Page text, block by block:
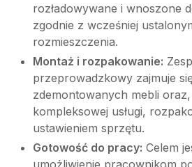
rozładowywane i wnoszone
zgodnie z wcześniej
rozmieszczenia.
Montaż i rozpakowanie:
przeprowadzkowy zajmuje
zdemontowanych mebli
kompleksowej usługi,
ustawieniem sprzętu.
Gotowość do pracy: Celem